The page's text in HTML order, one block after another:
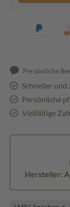
Persönliche
Schneller und
Persönliche
Vielfältige
Hersteller: